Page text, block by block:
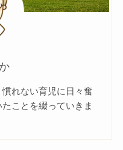
れない育児に日々奮
ことを綴っていきま